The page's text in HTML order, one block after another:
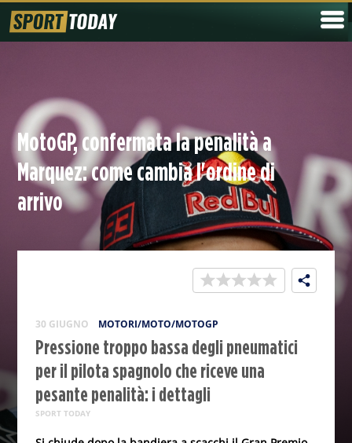
MotoGP, confermata la penalità a
Marquez: come cambia l'ordine di
arrivo
30 GIUGNO MOTORI/MOTO/MOTOGP
Pressione troppo bassa degli pneumatici
per il pilota spagnolo che riceve una
pesante penalità: i dettagli
SPORT TODAY